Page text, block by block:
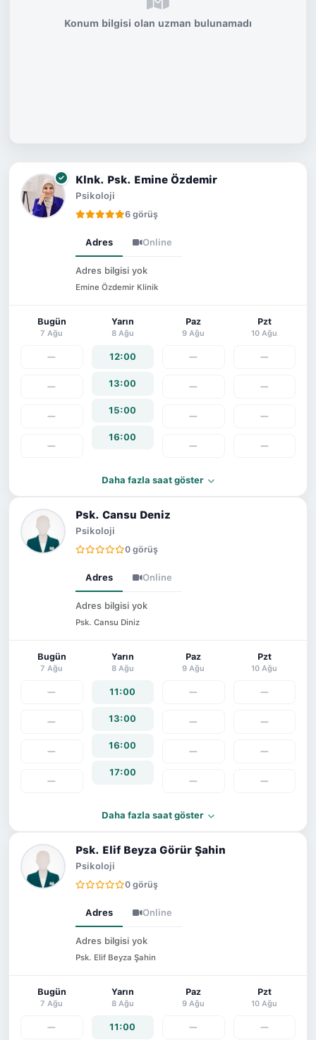
Klnk. Psk. Emine Özdemir
Psikoloji
6 görüş
Adres Online
Adres bilgisi yok
Emine Özdemir Klinik
Bugün
7 Ağu
—
—
—
—
Yarın
8 Ağu
12:00
13:00
15:00
16:00
Paz
9 Ağu
—
—
—
—
Pzt
10 Ağu
—
—
—
—
Daha fazla saat göster
Psk. Cansu Deniz
Psikoloji
0 görüş
Adres Online
Adres bilgisi yok
Psk. Cansu Diniz
Bugün
7 Ağu
—
—
—
—
Yarın
8 Ağu
11:00
13:00
16:00
17:00
Paz
9 Ağu
—
—
—
—
Pzt
10 Ağu
—
—
—
—
Daha fazla saat göster
Psk. Elif Beyza Görür Şahin
Psikoloji
0 görüş
Adres Online
Adres bilgisi yok
Psk. Elif Beyza Şahin
Bugün
7 Ağu
—
Yarın
8 Ağu
11:00
Paz
9 Ağu
—
Pzt
10 Ağu
—
Konum bilgisi olan uzman bulunamadı